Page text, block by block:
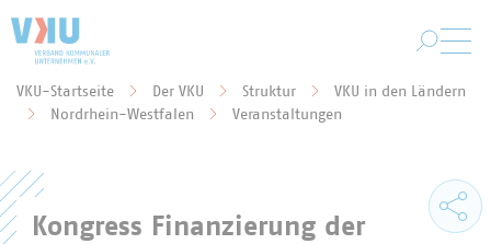
Sie befinden sich hier:
VKU-Startseite Der VKU Struktur
VKU in den Ländern
Nordrhein-Westfalen
Veranstaltungen
Kongress Finanzierung der